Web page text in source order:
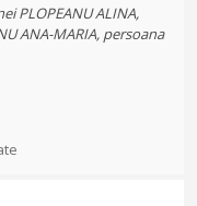
PLOPEANU ALINA,
ANA-MARIA, persoana